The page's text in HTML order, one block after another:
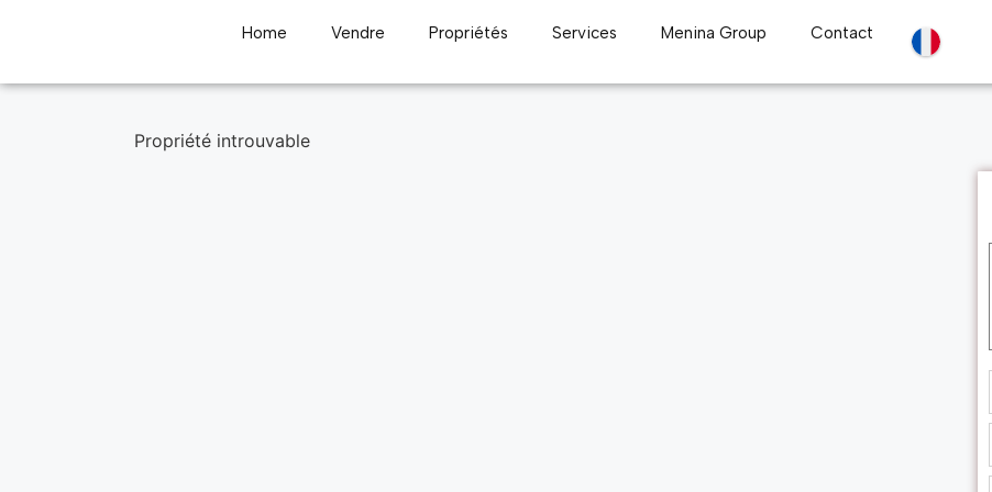
Home Vendre Propriétés Services Menina Group Contact
Propriété introuvable